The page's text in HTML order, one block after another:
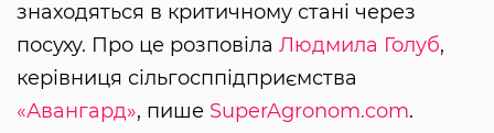
знаходяться в критичному стані через
посуху. Про це розповіла Людмила Голуб,
керівниця сільгосппідприємства
«Авангард», пише SuperAgronom.com.